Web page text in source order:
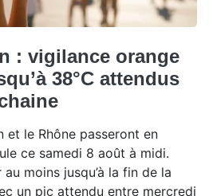
: vigilance orange
38°C attendus
et le Rhône passeront en
ce samedi 8 août à midi.
moins jusqu’à la fin de la
un pic attendu entre mercredi